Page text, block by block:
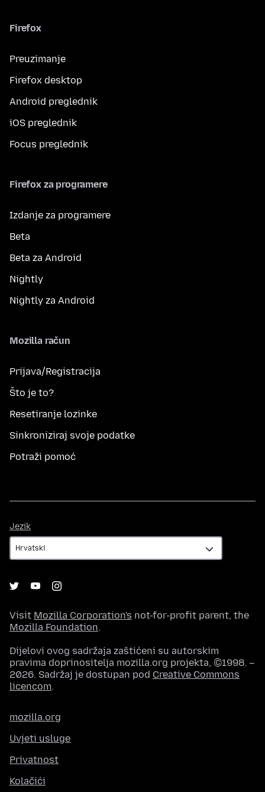
Firefox
Preuzimanje
Firefox desktop
Android preglednik
iOS preglednik
Focus preglednik
Firefox za programere
Izdanje za programere
Beta
Beta za Android
Nightly
Nightly za Android
Mozilla račun
Prijava/Registracija
Što je to?
Resetiranje lozinke
Sinkroniziraj svoje podatke
Potraži pomoć
Jezik
Visit Mozilla Corporation's not-for-profit parent, the
Mozilla Foundation.
Dijelovi ovog sadržaja zaštićeni su autorskim
pravima doprinositelja mozilla.org projekta, ©1998. –
2026. Sadržaj je dostupan pod Creative Commons
licencom.
mozilla.org
Uvjeti usluge
Privatnost
Kolačići